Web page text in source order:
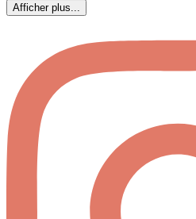
Afficher plus...